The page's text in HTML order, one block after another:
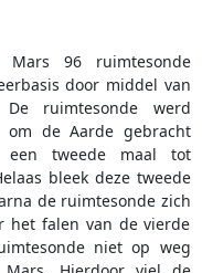
96 ruimtesonde
door middel van
ruimtesonde werd
om de Aarde gebracht
een tweede maal tot
bleek deze tweede
de ruimtesonde zich
het falen van de vierde
niet op weg